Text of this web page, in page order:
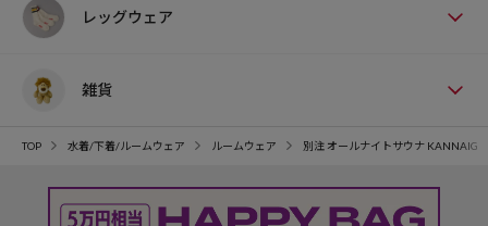
レッグウェア
雑貨
TOP 水着/下着/ルームウェア ルームウェア 別注 オールナイトサウナ KANNAIGI